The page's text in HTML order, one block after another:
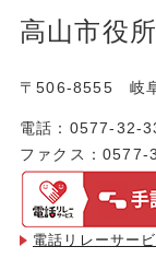
高山市役所
〒506-8555 岐
電話：0577-32-
ファクス：0577-
電話リレーサー